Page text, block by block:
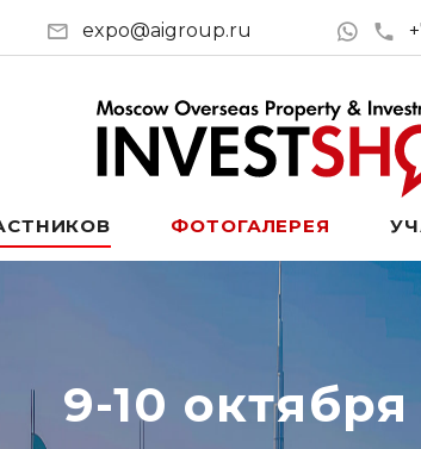
expo@aigroup.ru
ФОТОГАЛЕРЕЯ
9-10